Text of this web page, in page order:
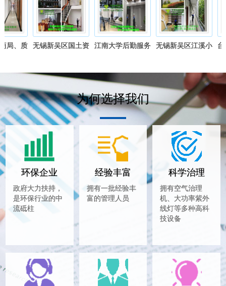
、质 无锡新吴区国土资 江南大学后勤服务
服务
无锡新吴区江溪小 台
为何选择我们
环保企业
政府大力扶持，
是环保行业的中
流砥柱
经验丰富
拥有一批经验丰
富的管理人员
科学治理
拥有空气治理
机、大功率紫外
线灯等多种高科
技设备